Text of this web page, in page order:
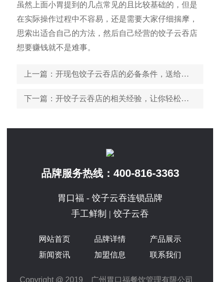
虽然上面小胃提到的几点常见的且比较基础的，但是
在实际操作过程中不容易，还是需要大家仔细揣摩，
思索出适合自己的方法，然后自己经营的饺子云吞店
想要赚钱就不是难事。
上一篇 ：开现包饺子云吞店的必备条件，送给每一个要开店的人
下一篇 ：开饺子云吞店的相关经验，让你轻松把店开好
品牌服务热线： 400-816-3363
胃口福 - 饺子云吞连锁品牌
手工鲜制 | 饺子云吞
网站首页 品牌详情
产品展示
新闻资讯
加盟信息 联系我们
Copyright @ 2019 广州胃口福餐饮管理有限公司